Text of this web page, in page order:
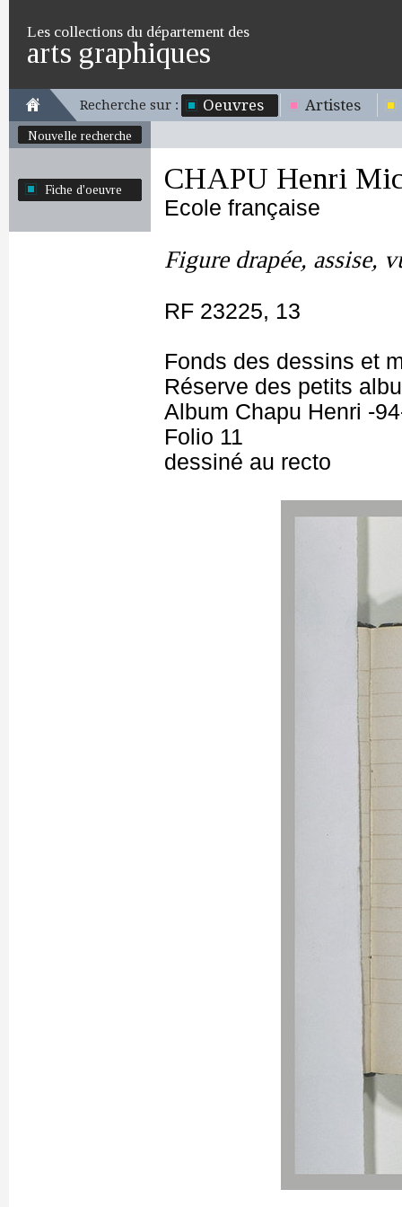
Les collections du département des
arts graphiques
Recherche sur : Oeuvres Artistes
Nouvelle recherche
Fiche d'oeuvre CHAPU Henri
Ecole française
Figure drapée, assise,
RF 23225, 13
Fonds des dessins et
Réserve des petits
Album Chapu Henri -
Folio 11
dessiné au recto